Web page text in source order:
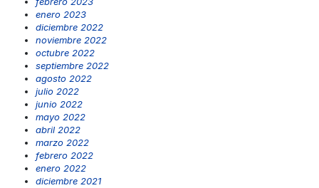
enero 2023
diciembre 2022
noviembre 2022
octubre 2022
septiembre 2022
agosto 2022
julio 2022
junio 2022
mayo 2022
abril 2022
marzo 2022
febrero 2022
enero 2022
diciembre 2021